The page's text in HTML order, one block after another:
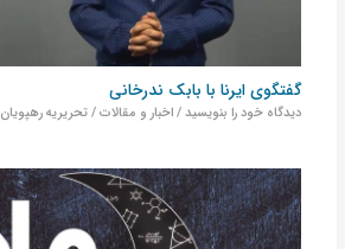
گفتگوی ایرنا با بابک ندرخانی
دیدگاه‌ خود را بنویسید/اخبار و مقالات/تحریریه رهپویان